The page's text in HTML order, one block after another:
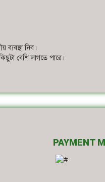
নিব।
বেশি লাগতে পারে।
PAYMENT